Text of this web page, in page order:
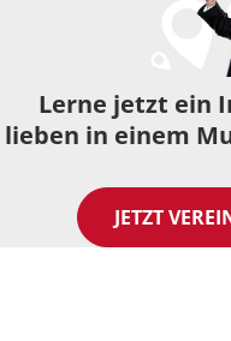
Lerne jetzt ein
lieben in einem
JETZT